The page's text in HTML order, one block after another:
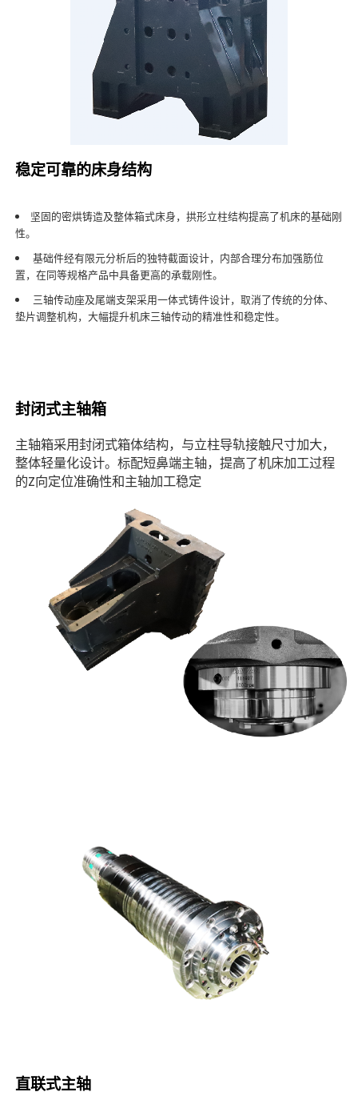
稳定可靠的床身结构
坚固的密烘铸造及整体箱式床身，拱形立柱结构提高了机床的基础刚
性。
基础件经有限元分析后的独特截面设计，内部合理分布加强筋位
置，在同等规格产品中具备更高的承载刚性。
三轴传动座及尾端支架采用一体式铸件设计，取消了传统的分体、
垫片调整机构，大幅提升机床三轴传动的精准性和稳定性。
封闭式主轴箱
主轴箱采用封闭式箱体结构，与立柱导轨接触尺寸加大，
整体轻量化设计。标配短鼻端主轴，提高了机床加工过程
的Z向定位准确性和主轴加工稳定
直联式主轴